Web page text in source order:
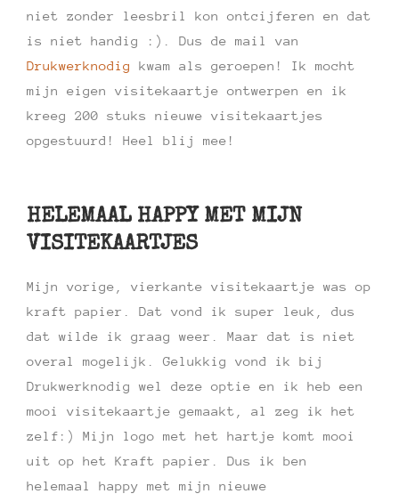
niet zonder leesbril kon ontcijferen en dat
is niet handig :). Dus de mail van
Drukwerknodig
kwam als geroepen! Ik mocht
mijn eigen visitekaartje ontwerpen en ik
kreeg 200 stuks nieuwe visitekaartjes
opgestuurd! Heel blij mee!
HELEMAAL HAPPY MET MIJN
VISITEKAARTJES
Mijn vorige, vierkante visitekaartje was op
kraft papier. Dat vond ik super leuk, dus
dat wilde ik graag weer. Maar dat is niet
overal mogelijk. Gelukkig vond ik bij
Drukwerknodig wel deze optie en ik heb een
mooi visitekaartje gemaakt, al zeg ik het
zelf:) Mijn logo met het hartje komt mooi
uit op het Kraft papier. Dus ik ben
helemaal happy met mijn nieuwe